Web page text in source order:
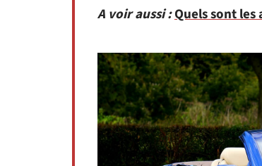
A voir aussi :Quels sont